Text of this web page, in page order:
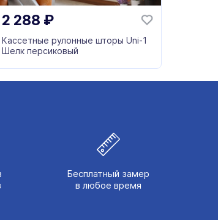
2 288 ₽
Кассетные рулонные шторы Uni-1
Шелк персиковый
Бесплатный замер
в любое время